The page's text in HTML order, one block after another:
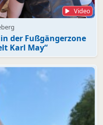
Video
der Fußgängerzone
Karl May“